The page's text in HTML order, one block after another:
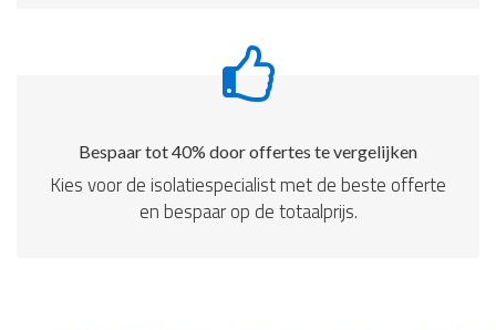
Bespaar tot 40% door offertes te vergelijken
Kies voor de isolatiespecialist met de beste offerte
en bespaar op de totaalprijs.